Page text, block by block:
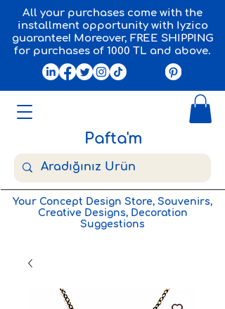
Pafta'm
All your purchases come with the
installment opportunity with Iyzico
guarantee! Moreover, FREE SHIPPING
for purchases of 1000 TL and above.
Your Concept Design Store, Souvenirs,
Creative Designs, Decoration
Suggestions